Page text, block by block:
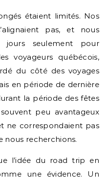
étaient limités. Nos
pas, et nous
jours seulement pour
voyageurs québécois,
du côté des voyages
en période de dernière
la période des fêtes
peu avantageux
ne correspondaient pas
recherchions.
l’idée du road trip en
une évidence. Un